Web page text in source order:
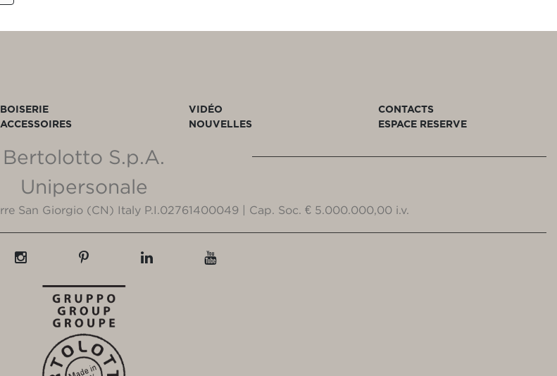
BOISERIE
ACCESSOIRES
VIDÉO
NOUVELLES
CONTACTS
ESPACE RESERVE
Bertolotto S.p.A.
Unipersonale
San Giorgio (CN) Italy P.I.02761400049 | Cap. Soc. € 5.000.000,00 i.v.